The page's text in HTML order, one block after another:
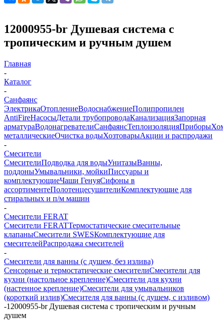
12000955-br Душевая система с
тропическим и ручным душем
Главная
-
Каталог
-
Санфаянс
ЭлектрикаОтоплениеВодоснабжениеПолипропилен
AntiFireНасосыДетали трубопроводаКанализацияЗапорная
арматураВодонагревателиСанфаянсТеплоизоляцияПриборы
металлическиеОчистка водыХозтоварыАкции и распродажи
-
Смесители
СмесителиПодводка для водыУнитазыВанны,
поддоныУмывальники, мойкиПиссуары и
комплектующиеЧаши ГенуяСифоны в
ассортиментеПолотенцесушителиКомплектующие для
стиральных и п/м машин
-
Смесители FERAT
Смесители FERATТермостатические смесительные
клапаныСмесители SWESКомплектующие для
смесителейРаспродажа смесителей
-
Смесители для ванны (с душем, без излива)
Сенсорные и термостатические смесителиСмесители для
кухни (настольное крепление)Смесители для кухни
(настенное крепление)Смесители для умывальников
(короткий излив)Смесителя для ванны (с душем, с изливом)
-12000955-br Душевая система с тропическим и ручным
душем